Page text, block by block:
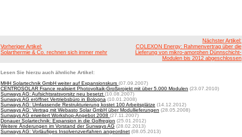
Vorheriger Artikel:
Solarthermie & Co. rechnen sich immer mehr
Nächster Artikel:
COLEXON Energy: Rahmenvertrag über die
Lieferung von mikro-amorphen Dünnschicht-
Modulen bis 2012 abgeschlossen
Lesen Sie hierzu auch ähnliche Artikel:
MHH Solartechnik GmbH weiter auf Expansionskurs (07.09.2007)
CENTROSOLAR France realisiert Photovoltaik-Großprojekt mit über 5.000 Modulen (23.07.2010)
Sunways AG: Aufsichtsratsvorsitz neu besetzt (10.08.2007)
Sunways AG eröffnet Vertriebsbüro in Bologna (10.01.2008)
Sunways AG: Umfassende Restrukturierung kostet 100 Arbeitsplätze (14.12.2012)
Sunways AG: Vertrag mit Webasto Solar GmbH über Modullieferungen (28.05.2008)
Sunways AG erweitert Workshop-Angebot 2008 (27.11.2007)
Donauer Solartechnik: Expansion in die Golfregion (25.01.2012)
Weitere Änderungen im Vorstand der Sunways AG (28.02.2013)
Sunways AG: Vorläufiges Insolvenzverfahren angeordnet (08.05.2013)